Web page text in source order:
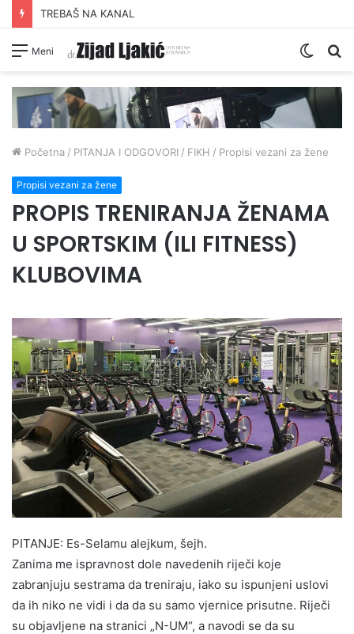
TREBAŠ NA KANAL
Meni
Switch
Početna / PITANJA I ODGOVORI / FIKH / Propisi vezani za žene
Propisi vezani za žene
PROPIS TRENIRANJA ŽENAMA
U SPORTSKIM (ILI FITNESS)
KLUBOVIMA
PITANJE: Es-Selamu alejkum, šejh.
Zanima me ispravnost dole navedenih riječi koje
zabranjuju sestrama da treniraju, iako su ispunjeni uslovi
da ih niko ne vidi i da da su samo vjernice prisutne. Riječi
su objavljene na stranici „N-UM“, a navodi se da su